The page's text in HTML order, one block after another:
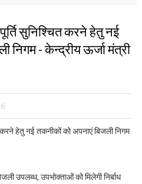
सुनिश्चित करने हेतु नई
निगम - केन्द्रीय ऊर्जा मंत्री
हेतु नई तकनीकों को अपनाएं बिजली निगम
उपलब्ध, उपभोक्ताओं को मिलेगी निर्बाध